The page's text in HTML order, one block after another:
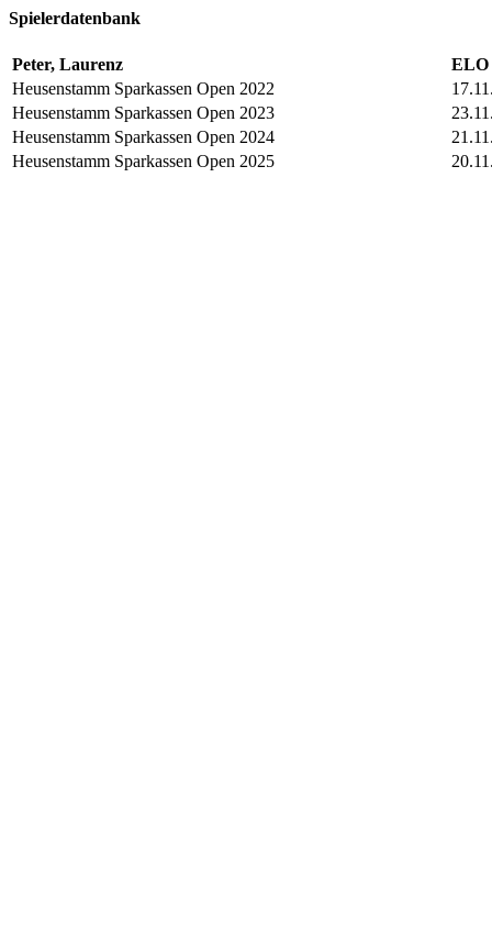
Spielerdatenbank
Peter, Laurenz
Heusenstamm Sparkassen Open 2022
Heusenstamm Sparkassen Open 2023
Heusenstamm Sparkassen Open 2024
Heusenstamm Sparkassen Open 2025